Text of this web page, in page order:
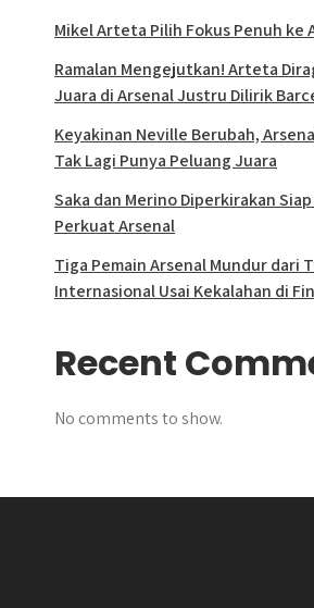
Mikel Arteta Pilih Fokus Penuh ke
Ramalan Mengejutkan! Arteta
Juara di Arsenal Justru Dilirik
Keyakinan Neville Berubah,
Tak Lagi Punya Peluang Juara
Saka dan Merino Diperkirakan
Perkuat Arsenal
Tiga Pemain Arsenal Mundur dari
Internasional Usai Kekalahan di
Recent
No comments to show.